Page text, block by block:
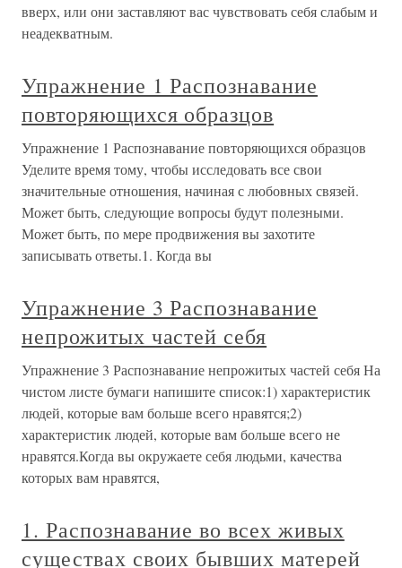
вверх, или они заставляют вас чувствовать себя слабым и
неадекватным.
Упражнение 1 Распознавание
повторяющихся образцов
Упражнение 1 Распознавание повторяющихся образцов
Уделите время тому, чтобы исследовать все свои
значительные отношения, начиная с любовных связей.
Может быть, следующие вопросы будут полезными.
Может быть, по мере продвижения вы захотите
записывать ответы.1. Когда вы
Упражнение 3 Распознавание
непрожитых частей себя
Упражнение 3 Распознавание непрожитых частей себя На
чистом листе бумаги напишите список:1) характеристик
людей, которые вам больше всего нравятся;2)
характеристик людей, которые вам больше всего не
нравятся.Когда вы окружаете себя людьми, качества
которых вам нравятся,
1. Распознавание во всех живых
существах своих бывших матерей